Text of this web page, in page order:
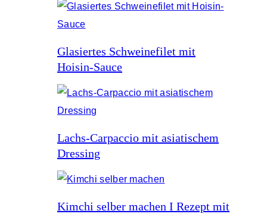
Glasiertes Schweinefilet mit
Hoisin-Sauce
Lachs-Carpaccio mit asiatischem
Dressing
Kimchi selber machen I Rezept mit